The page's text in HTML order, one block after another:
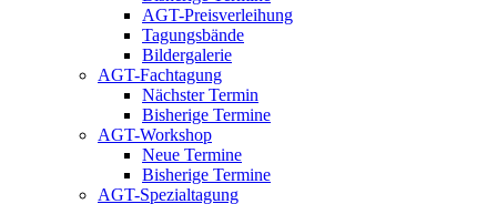
AGT-Preisverleihung
Tagungsbände
Bildergalerie
AGT-Fachtagung
Nächster Termin
Bisherige Termine
AGT-Workshop
Neue Termine
Bisherige Termine
AGT-Spezialtagung